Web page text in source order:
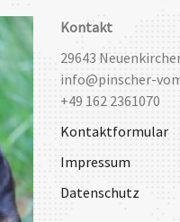
Kontakt
29643
info@pinscher-
+49 162 2361070
Kontaktformular
Impressum
Datenschutz